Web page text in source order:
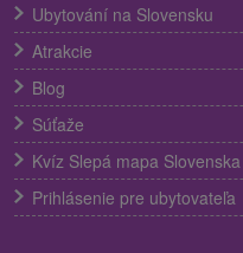
Ubytování na Slovensku
Atrakcie
Blog
Súťaže
Kvíz Slepá mapa Slovenska
Prihlásenie pre ubytovateľa